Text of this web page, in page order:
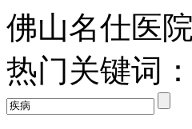
佛山名仕医
热门关键词：